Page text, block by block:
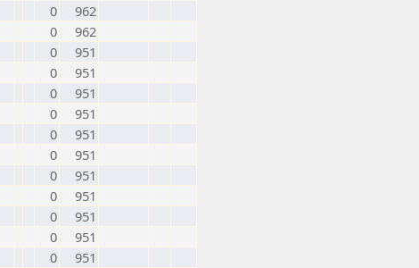
0
962
0
962
0
951
0
951
0
951
0
951
0
951
0
951
0
951
0
951
0
951
0
951
0
951